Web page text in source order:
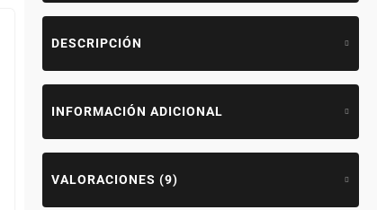
DESCRIPCIÓN
INFORMACIÓN ADICIONAL
VALORACIONES (9)